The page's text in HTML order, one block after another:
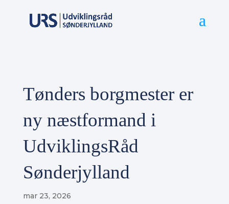
Tønders borgmester er
ny næstformand i
UdviklingsRåd
Sønderjylland
mar 23, 2026